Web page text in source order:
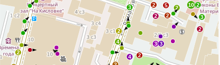
2
4
4
2
3
3 3
2
5
2
2 10
2
2
3
2
2